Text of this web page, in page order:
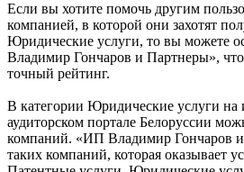
Если вы хотите помочь другим
компанией, в которой они захотят
Юридические услуги, то вы можете
Владимир Гончаров и Партнеры»,
точный рейтинг.
В категории Юридические услуги
аудиторском портале Белоруссии
компаний. «ИП Владимир Гончаров
таких компаний, которая оказывает